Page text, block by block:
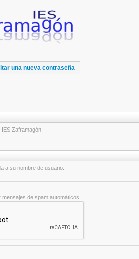
una nueva contraseña
Zaframagón.
a su nombre de usuario.
de spam automáticos.